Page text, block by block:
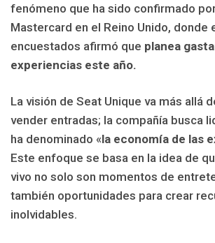
fenómeno que ha sido confirmado
Mastercard en el Reino Unido, donde
encuestados afirmó que planea
experiencias este año.
La visión de Seat Unique va más allá
vender entradas; la compañía busca
ha denominado «la economía de las
Este enfoque se basa en la idea de
vivo no solo son momentos de
también oportunidades para crear
inolvidables.